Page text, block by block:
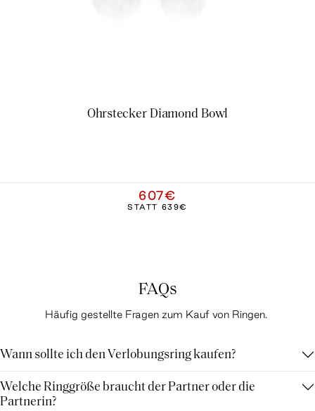
Ohrstecker Diamond Bowl
607€
STATT 639€
FAQs
Häufig gestellte Fragen zum Kauf von Ringen.
Wann sollte ich den Verlobungsring kaufen?
Welche Ringgröße braucht der Partner oder die
Partnerin?